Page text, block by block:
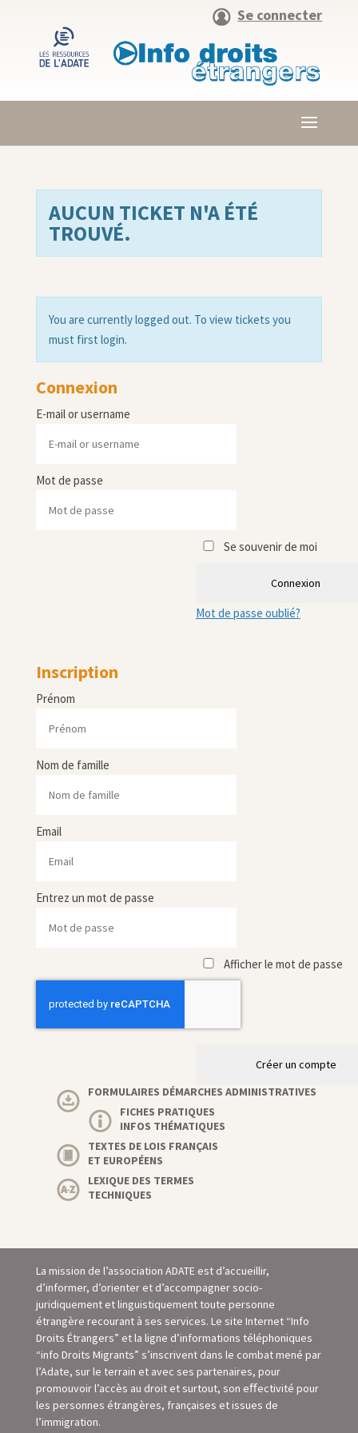
Se connecter
AUCUN TICKET N'A ÉTÉ
TROUVÉ.
You are currently logged out. To view tickets you
must first login.
Connexion
E-mail or username
Mot de passe
Se souvenir de moi
Connexion
Mot de passe oublié?
Inscription
Prénom
Nom de famille
Email
Entrez un mot de passe
Afficher le mot de passe
Créer un compte
FORMULAIRES DÉMARCHES ADMINISTRATIVES
FICHES PRATIQUES
INFOS THÉMATIQUES
TEXTES DE LOIS FRANÇAIS
ET EUROPÉENS
LEXIQUE DES TERMES
TECHNIQUES
La mission de l’association ADATE est d’accueillir,
d’informer, d’orienter et d’accompagner socio-
juridiquement et linguistiquement toute personne
étrangère recourant à ses services. Le site Internet “Info
Droits Étrangers” et la ligne d’informations téléphoniques
“info Droits Migrants” s’inscrivent dans le combat mené par
l’Adate, sur le terrain et avec ses partenaires, pour
promouvoir l’accès au droit et surtout, son eﬀectivité pour
les personnes étrangères, françaises et issues de
l’immigration.